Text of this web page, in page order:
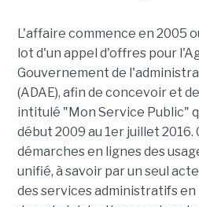
L'affaire commence en 2005
lot d'un appel d'offres pour
Gouvernement de
(ADAE), afin de concevoir et
intitulé "Mon Service Public"
début 2009 au 1er juillet
démarches en lignes des
unifié, à savoir par un seul
des services administratifs